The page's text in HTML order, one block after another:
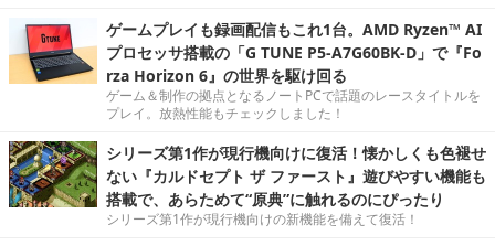
ゲームプレイも録画配信もこれ1台。AMD Ryzen™ AI
プロセッサ搭載の「G TUNE P5-A7G60BK-D」で『Fo
rza Horizon 6』の世界を駆け回る
ゲーム＆制作の拠点となるノートPCで話題のレースタイトルを
プレイ。放熱性能もチェックしました！
シリーズ第1作が現行機向けに復活！懐かしくも色褪せ
ない『カルドセプト ザ ファースト』遊びやすい機能も
搭載で、あらためて“原典”に触れるのにぴったり
シリーズ第1作が現行機向けの新機能を備えて復活！